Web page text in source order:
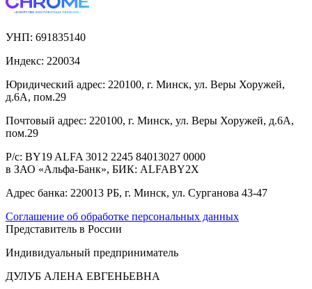
УНП: 691835140
Индекс: 220034
Юридический адрес: 220100, г. Минск, ул. Веры Хоружей,
д.6А, пом.29
Почтовый адрес: 220100, г. Минск, ул. Веры Хоружей, д.6А,
пом.29
Р/с: BY19 ALFA 3012 2245 84013027 0000
в ЗАО «Альфа-Банк», БИК: ALFABY2X
Адрес банка: 220013 РБ, г. Минск, ул. Сурганова 43-47
Соглашение об обработке персональных данных
Представитель в России
Индивидуальный предприниматель
ДУЛУБ АЛЕНА ЕВГЕНЬЕВНА